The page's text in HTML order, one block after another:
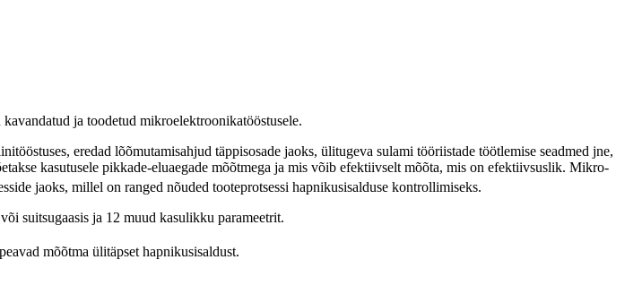
ja toodetud mikroelektroonikatööstusele.
eredad lõõmutamisahjud täppisosade jaoks, ülitugeva sulami tööriistade töötlemise seadmed jne,
kasutusele pikkade-eluaegade mõõtmega ja mis võib efektiivselt mõõta, mis on efektiivsuslik. Mikro-
jaoks, millel on ranged nõuded tooteprotsessi hapnikusisalduse kontrollimiseks.
suitsugaasis ja 12 muud kasulikku parameetrit.
mõõtma ülitäpset hapnikusisaldust.